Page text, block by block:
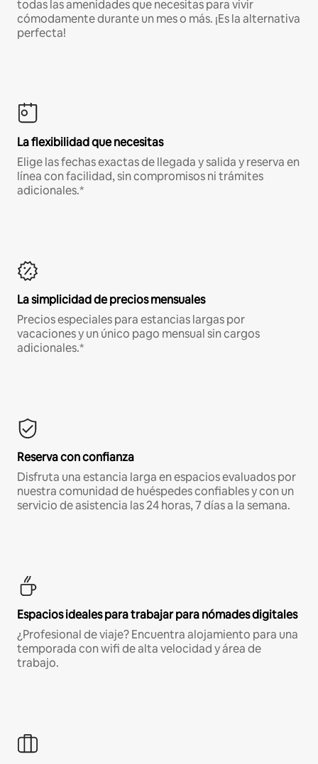
todas las amenidades que necesitas para vivir
cómodamente durante un mes o más. ¡Es la alternativa
perfecta!
La flexibilidad que necesitas
Elige las fechas exactas de llegada y salida y reserva en
línea con facilidad, sin compromisos ni trámites
adicionales.*
La simplicidad de precios mensuales
Precios especiales para estancias largas por
vacaciones y un único pago mensual sin cargos
adicionales.*
Reserva con confianza
Disfruta una estancia larga en espacios evaluados por
nuestra comunidad de huéspedes confiables y con un
servicio de asistencia las 24 horas, 7 días a la semana.
Espacios ideales para trabajar para nómades digitales
¿Profesional de viaje? Encuentra alojamiento para una
temporada con wifi de alta velocidad y área de
trabajo.